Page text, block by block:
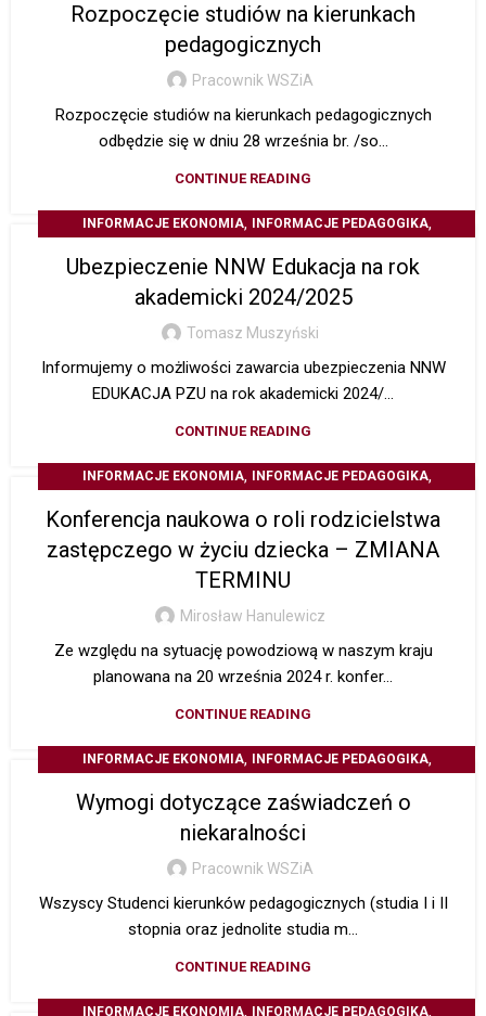
Rozpoczęcie studiów na kierunkach
pedagogicznych
Pracownik WSZiA
Rozpoczęcie studiów na kierunkach pedagogicznych
odbędzie się w dniu 28 września br. /so...
CONTINUE READING
INFORMACJE EKONOMIA, INFORMACJE PEDAGOGIKA,
Ubezpieczenie NNW Edukacja na rok
akademicki 2024/2025
Tomasz Muszyński
Informujemy o możliwości zawarcia ubezpieczenia NNW
EDUKACJA PZU na rok akademicki 2024/...
CONTINUE READING
INFORMACJE EKONOMIA, INFORMACJE PEDAGOGIKA,
Konferencja naukowa o roli rodzicielstwa
zastępczego w życiu dziecka – ZMIANA
TERMINU
Mirosław Hanulewicz
Ze względu na sytuację powodziową w naszym kraju
planowana na 20 września 2024 r. konfer...
CONTINUE READING
INFORMACJE EKONOMIA, INFORMACJE PEDAGOGIKA,
Wymogi dotyczące zaświadczeń o
niekaralności
Pracownik WSZiA
Wszyscy Studenci kierunków pedagogicznych (studia I i II
stopnia oraz jednolite studia m...
CONTINUE READING
INFORMACJE EKONOMIA, INFORMACJE PEDAGOGIKA,